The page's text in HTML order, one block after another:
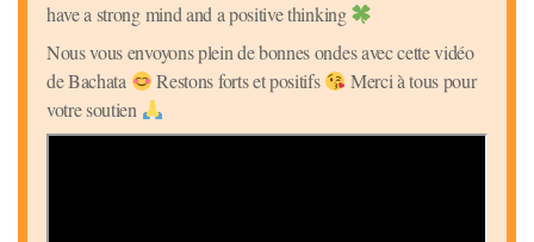
have a strong mind and a positive thinking
Nous vous envoyons plein de bonnes ondes avec cette vidéo
de Bachata
Restons forts et positifs
Merci à tous pour
votre soutien